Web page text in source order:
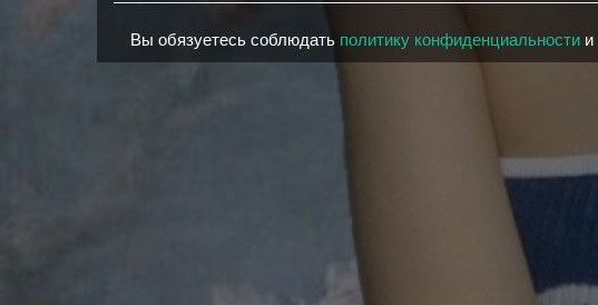
Вы обязуетесь соблюдать политику конфиденциальности и